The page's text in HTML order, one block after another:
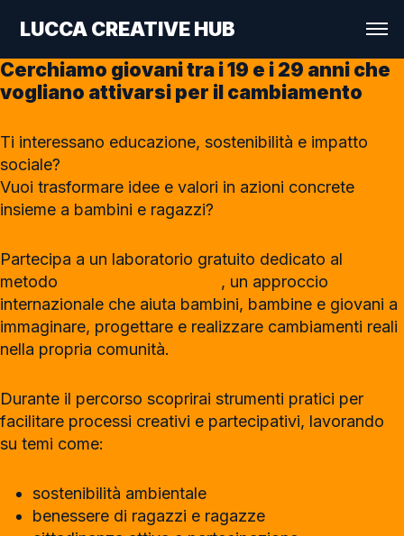
LUCCA CREATIVE HUB
Cerchiamo giovani tra i 19 e i 29 anni che
vogliano attivarsi per il cambiamento
Ti interessano educazione, sostenibilità e impatto
sociale?
Vuoi trasformare idee e valori in azioni concrete
insieme a bambini e ragazzi?
Partecipa a un laboratorio gratuito dedicato al
metodo
, un approccio
internazionale che aiuta bambini, bambine e giovani a
immaginare, progettare e realizzare cambiamenti reali
nella propria comunità.
Durante il percorso scoprirai strumenti pratici per
facilitare processi creativi e partecipativi, lavorando
su temi come:
sostenibilità ambientale
benessere di ragazzi e ragazze